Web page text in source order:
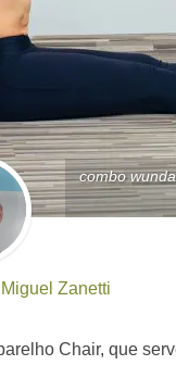
combo
Zanetti
Chair, que